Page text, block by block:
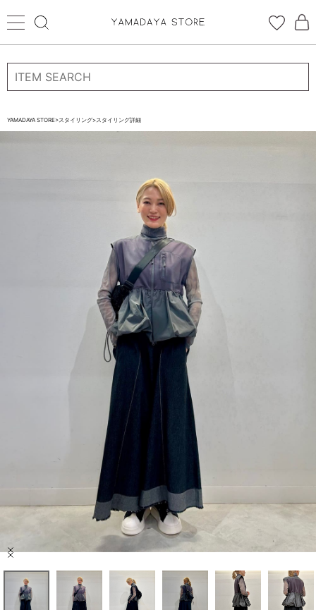
ログイン 新規会員登録
STORE BRAND・LABELから探す
ご利用ガイド/ヘルプ
YAMADAYA STORE>スタイリング>スタイリング詳細
Item